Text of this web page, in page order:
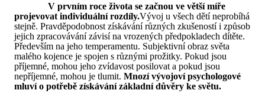
V prvním roce života se začnou ve větší míře
projevovat individuální rozdíly.Vývoj u všech dětí neprobíhá
stejně. Pravděpodobnost získávání různých zkušeností i způsob
jejich zpracovávání závisí na vrozených předpokladech dítěte.
Především na jeho temperamentu. Subjektivní obraz světa
malého kojence je spojen s různými prožitky. Pokud jsou
příjemné, mohou jeho zvídavost posilovat a pokud jsou
nepříjemné, mohou je tlumit. Mnozí vývojoví psychologové
mluví o potřebě získávání základní důvěry ke světu.